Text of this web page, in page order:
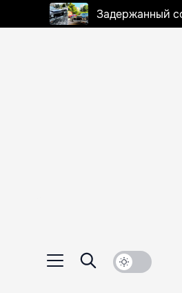
Задержанный